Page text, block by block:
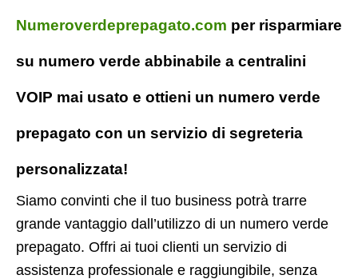
Numeroverdeprepagato.com per risparmiare
su numero verde abbinabile a centralini
VOIP mai usato e ottieni un numero verde
prepagato con un servizio di segreteria
personalizzata!
Siamo convinti che il tuo business potrà trarre
grande vantaggio dall’utilizzo di un numero verde
prepagato. Offri ai tuoi clienti un servizio di
assistenza professionale e raggiungibile, senza